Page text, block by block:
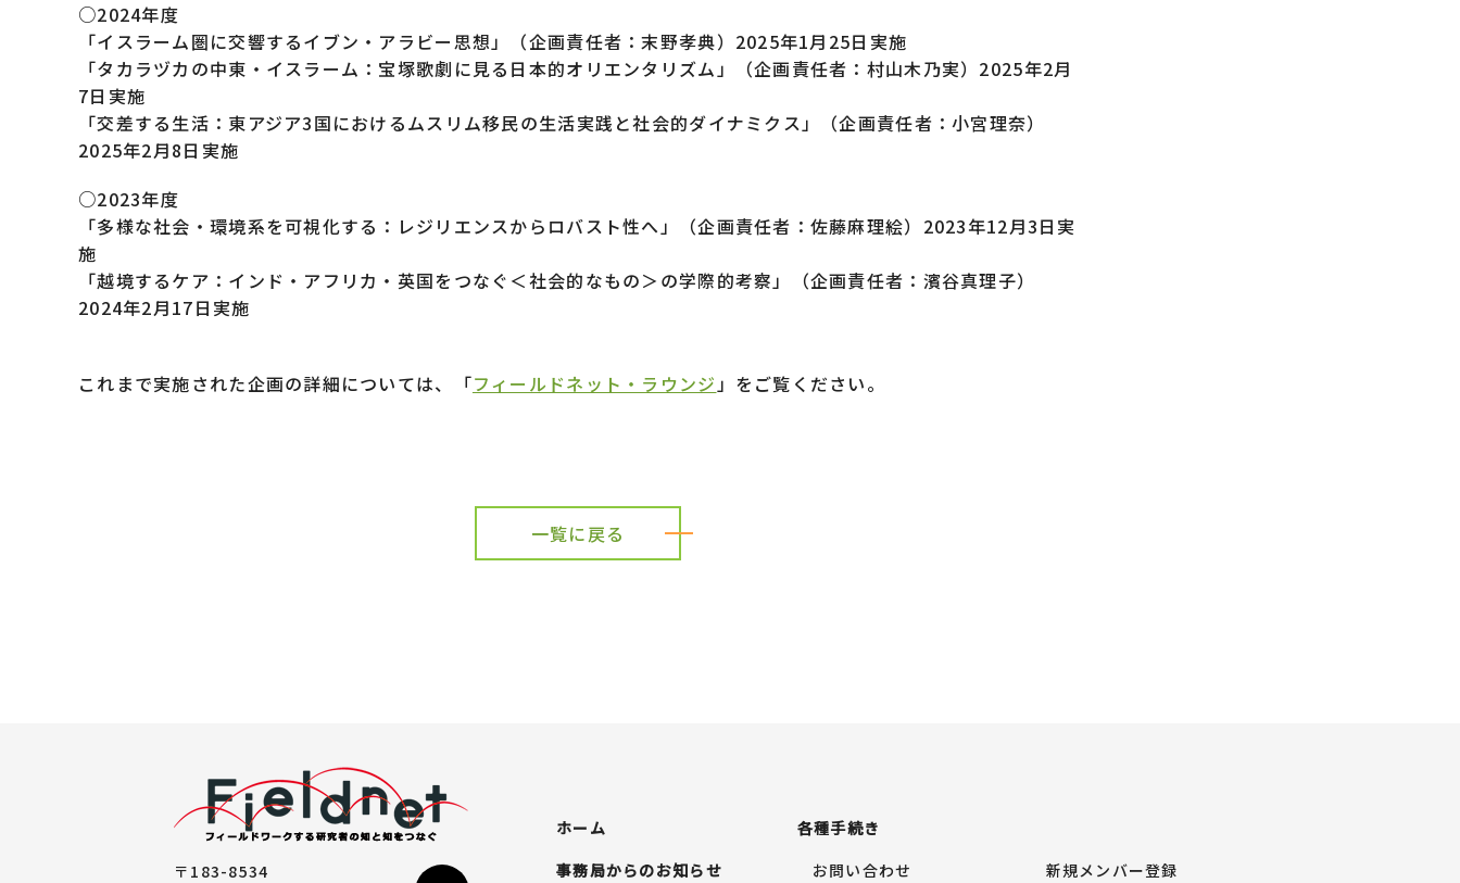
○2024年度
「イスラーム圏に交響するイブン・アラビー思想」（企画責任者：末野孝典）2025年1月25日実施
「タカラヅカの中東・イスラーム：宝塚歌劇に見る日本的オリエンタリズム」（企画責任者：村山木乃実）2025年2月
7日実施
「交差する⽣活：東アジア3国におけるムスリム移⺠の⽣活実践と社会的ダイナミクス」（企画責任者：小宮理奈）
2025年2月8日実施
○2023年度
「多様な社会・環境系を可視化する：レジリエンスからロバスト性へ」（企画責任者：佐藤麻理絵）2023年12月3日実
施
「越境するケア：インド・アフリカ・英国をつなぐ＜社会的なもの＞の学際的考察」（企画責任者：濱谷真理子）
2024年2月17日実施
これまで実施された企画の詳細については、「フィールドネット・ラウンジ」をご覧ください。
一覧に戻る
〒183-8534
ホーム
事務局からのお知らせ
各種手続き
お問い合わせ
新規メンバー登録